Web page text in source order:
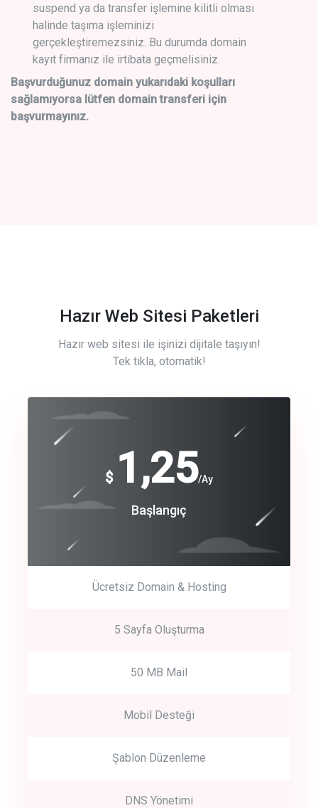
suspend ya da transfer işlemine kilitli olması
halinde taşıma işleminizi
gerçekleştiremezsiniz. Bu durumda domain
kayıt firmanız ile irtibata geçmelisiniz.
Başvurduğunuz domain yukarıdaki koşulları
sağlamıyorsa lütfen domain transferi için
başvurmayınız.
Hazır Web Sitesi Paketleri
Hazır web sitesi ile işinizi dijitale taşıyın!
Tek tıkla, otomatik!
$ 1,25/Ay
Başlangıç
Ücretsiz Domain & Hosting
5 Sayfa Oluşturma
50 MB Mail
Mobil Desteği
Şablon Düzenleme
DNS Yönetimi
Free
Basic